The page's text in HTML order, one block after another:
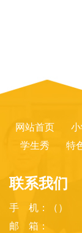
网站首页
学生秀
特
联系我们
手 机：（）
邮 箱：